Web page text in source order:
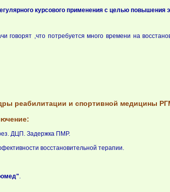
курсового применения с целью повышения
,что потребуется много времени на
реабилитации и спортивной медицины
ДЦП. Задержка ПМР.
восстановительной терапии.
.